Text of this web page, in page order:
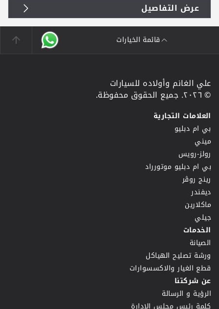
عرض التفاصيل
قائمة الخيارات
علي الغانم وأولاده للسيارات
© ٢٠٢٦. جميع الحقوق محفوظة.
العلامات التجارية
بي ام دبليو
ميني
رولز-رويس
بي ام دبليو موتورراد
رينج روڤر
ديفندر
ماكلارين
جيلي
الخدمات
الصيانة
ورشة تصليح الهياكل
قطع الغيار والاكسسوارات
عن شركتنا
الرؤية و الرسالة
كلمة رئيس مجلس الإدارة